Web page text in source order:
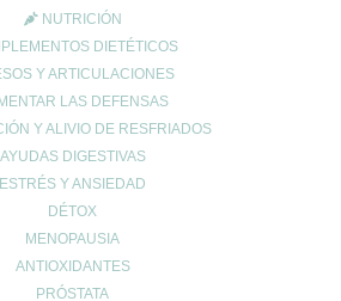
NUTRICIÓN
DIETÉTICOS
Y ARTICULACIONES
LAS DEFENSAS
Y ALIVIO DE RESFRIADOS
AYUDAS DIGESTIVAS
ESTRÉS Y ANSIEDAD
DÉTOX
MENOPAUSIA
ANTIOXIDANTES
PRÓSTATA